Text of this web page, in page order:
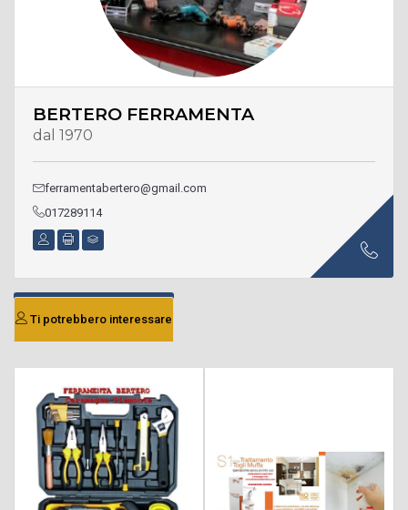
BERTERO FERRAMENTA
dal 1970
ferramentabertero@gmail.com
017289114
Ti potrebbero interessare